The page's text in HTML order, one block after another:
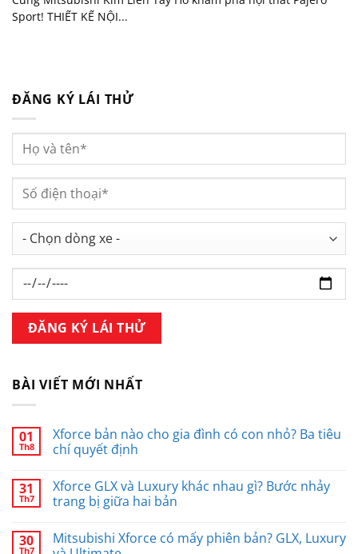
Sport! THIẾT KẾ NỘI...
ĐĂNG KÝ LÁI THỬ
BÀI VIẾT MỚI NHẤT
01
Th8
Xforce bản nào cho gia đình có con nhỏ? Ba tiêu
chí quyết định
31
Th7
Xforce GLX và Luxury khác nhau gì? Bước nhảy
trang bị giữa hai bản
30
Th7
Mitsubishi Xforce có mấy phiên bản? GLX, Luxury